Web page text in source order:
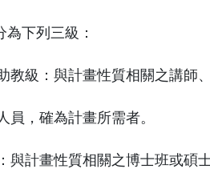
為下列三級：
教級：與計畫性質相關之講師
員，確為計畫所需者。
與計畫性質相關之博士班或碩